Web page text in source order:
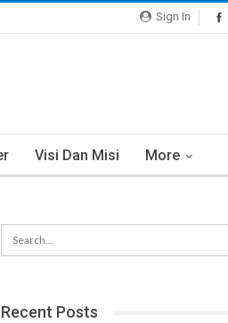
Sign In
Visi Dan Misi More
Recent Posts